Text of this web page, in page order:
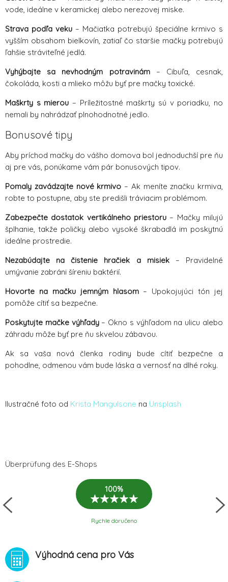
vode, ideálne v keramickej alebo nerezovej miske.
Strava podľa veku – Mačiatka potrebujú špeciálne krmivo s
vyšším obsahom bielkovín, zatiaľ čo staršie mačky potrebujú
ľahšie stráviteľné jedlá.
Vyhýbajte sa nevhodným potravinám– Cibuľa, cesnak,
čokoláda, kosti a mlieko môžu byť pre mačky toxické.
Maškrty s mierou – Príležitostné maškrty sú v poriadku, no
nemali by nahrádzať plnohodnotné jedlo.
Bonusové tipy
Aby príchod mačky do vášho domova bol jednoduchší pre ňu
aj pre vás, ponúkame vám pár bonusových tipov.
Pomaly zavádzajte nové krmivo – Ak meníte značku krmiva,
robte to postupne, aby ste predišli tráviacim problémom.
Zabezpečte dostatok vertikálneho priestoru – Mačky milujú
šplhanie, takže poličky alebo vysoké škrabadlá im poskytnú
ideálne prostredie.
Nezabúdajte na čistenie hračiek a misiek– Pravidelné
umývanie zabráni šíreniu baktérií.
Hovorte na mačku jemným hlasom– Upokojujúci tón jej
pomôže cítiť sa bezpečne.
Poskytujte mačke výhľady– Okno s výhľadom na ulicu alebo
záhradu môže byť pre ňu skvelou zábavou.
Ak sa vaša nová členka rodiny bude cítiť bezpečne a
pohodlne, odmenou vám bude láska a vernosť na dlhé roky.
Ilustračné foto od Krista Mangulsone na Unsplash
Überprüfung des E-Shops
100%
Rychle doručeno
Výhodná cena pro Vás